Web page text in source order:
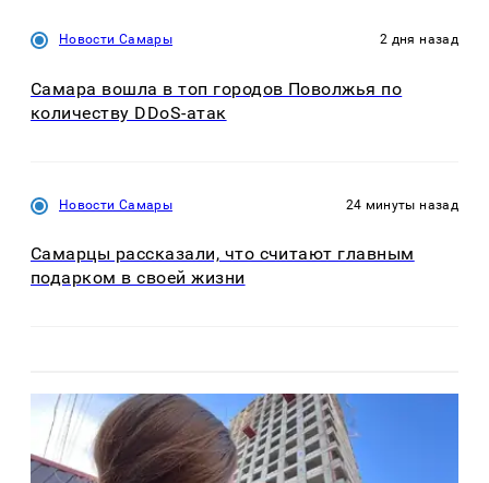
Новости Самары 2 дня назад
Самара вошла в топ городов Поволжья по
количеству DDoS-атак
Новости Самары 24 минуты назад
Самарцы рассказали, что считают главным
подарком в своей жизни